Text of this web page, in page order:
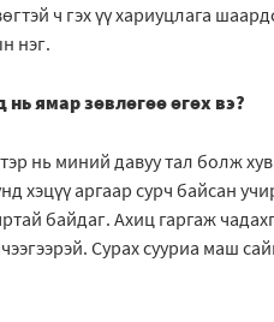
ч гэх үү хариуцлага
нэг.
ямар зөвлөгөө өгөх вэ?
нь миний давуу тал болж
аргаар сурч байсан
байдаг. Ахиц гаргаж
Сурах сууриа маш